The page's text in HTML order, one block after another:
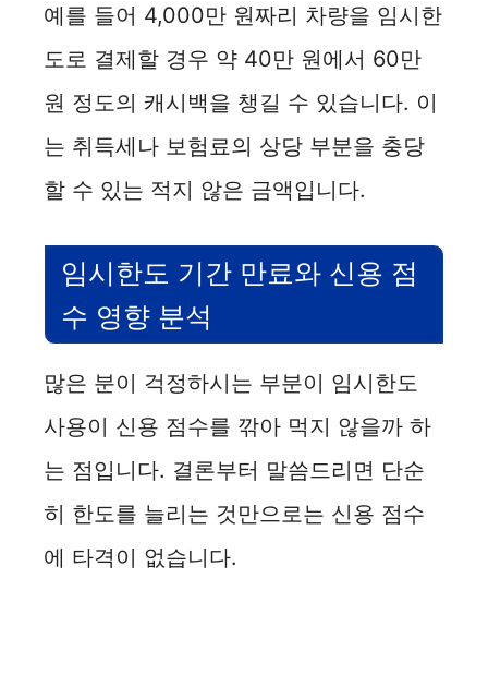
예를 들어 4,000만 원짜리 차량을 임시한
도로 결제할 경우 약 40만 원에서 60만
원 정도의 캐시백을 챙길 수 있습니다. 이
는 취득세나 보험료의 상당 부분을 충당
할 수 있는 적지 않은 금액입니다.
임시한도 기간 만료와 신용 점
수 영향 분석
많은 분이 걱정하시는 부분이 임시한도
사용이 신용 점수를 깎아 먹지 않을까 하
는 점입니다. 결론부터 말씀드리면 단순
히 한도를 늘리는 것만으로는 신용 점수
에 타격이 없습니다.